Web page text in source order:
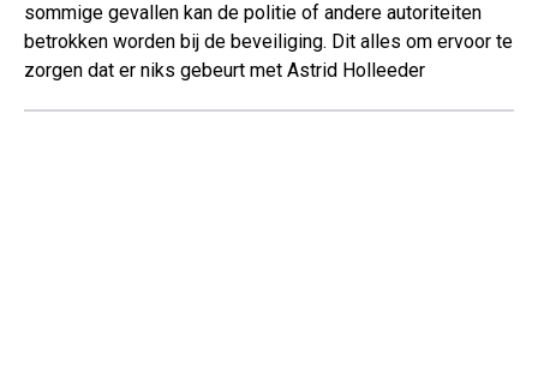
sommige gevallen kan de politie of andere autoriteiten
betrokken worden bij de beveiliging. Dit alles om ervoor te
zorgen dat er niks gebeurt met Astrid Holleeder